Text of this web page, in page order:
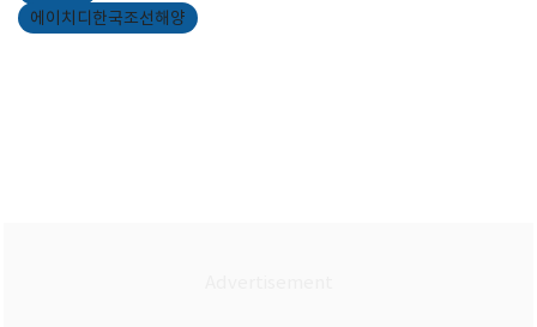
에이치디한국조선해양